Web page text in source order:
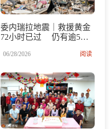
委内瑞拉地震｜救援黄金
72小时已过 仍有逾5万
内瑞拉地震｜救援黄金72
下落不明
06/28/2026 阅读